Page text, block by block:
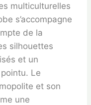
multiculturelles
s’accompagne
de la
silhouettes
et un
Le
et son
une